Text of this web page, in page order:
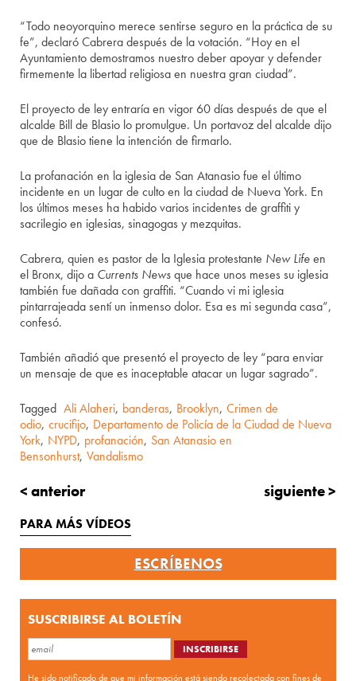
“Todo neoyorquino merece sentirse seguro en la práctica de su
fe”, declaró Cabrera después de la votación. “Hoy en el
Ayuntamiento demostramos nuestro deber apoyar y defender
firmemente la libertad religiosa en nuestra gran ciudad”.
El proyecto de ley entraría en vigor 60 días después de que el
alcalde Bill de Blasio lo promulgue. Un portavoz del alcalde dijo
que de Blasio tiene la intención de firmarlo.
La profanación en la iglesia de San Atanasio fue el último
incidente en un lugar de culto en la ciudad de Nueva York. En
los últimos meses ha habido varios incidentes de graffiti y
sacrilegio en iglesias, sinagogas y mezquitas.
Cabrera, quien es pastor de la Iglesia protestante New Lifeen
el Bronx, dijo a Currents Newsque hace unos meses su iglesia
también fue dañada con graffiti. “Cuando vi mi iglesia
pintarrajeada sentí un inmenso dolor. Esa es mi segunda casa”,
confesó.
También añadió que presentó el proyecto de ley “para enviar
un mensaje de que es inaceptable atacar un lugar sagrado”.
Tagged Ali Alaheri, banderas, Brooklyn, Crimen de
odio, crucifijo, Departamento de Policía de la Ciudad de Nueva
York, NYPD, profanación, San Atanasio en
Bensonhurst, Vandalismo
< anterior siguiente >
PARA MÁS VÍDEOS
ESCRÍBENOS
SUSCRIBIRSE AL BOLETÍN
He sido notificado de que mi información está siendo recolectada con fines de